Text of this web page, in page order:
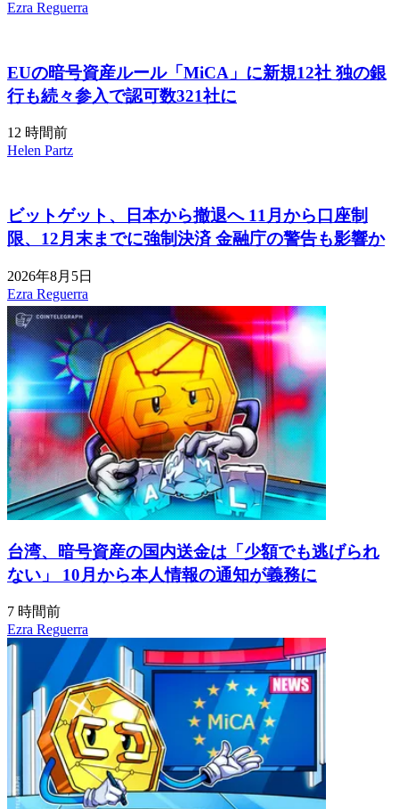
Ezra Reguerra
EUの暗号資産ルール「MiCA」に新規12社 独の銀
行も続々参入で認可数321社に
12 時間前
Helen Partz
ビットゲット、日本から撤退へ 11月から口座制
限、12月末までに強制決済 金融庁の警告も影響か
2026年8月5日
Ezra Reguerra
台湾、暗号資産の国内送金は「少額でも逃げられ
ない」 10月から本人情報の通知が義務に
7 時間前
Ezra Reguerra